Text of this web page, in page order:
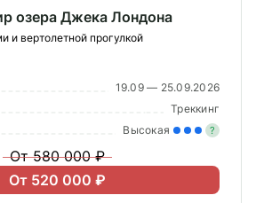
озера Джека Лондона
и вертолетной прогулкой
19.09 — 25.09.2026
Треккинг
Высокая ?
От 580 000 ₽
От 520 000 ₽